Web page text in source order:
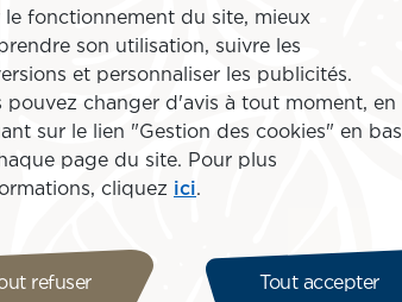
situation de
une belle
Un dernier mot ?
« Être ambassadeur
C’est une façon de
l’international, mais
son identité et à porter
remercier tous les
le fonctionnement du site, mieux
son utilisation, suivre les
et personnaliser les publicités.
pouvez changer d'avis à tout moment, en
sur le lien "Gestion des cookies" en bas
page du site. Pour plus
cliquez ici.
refuser Tout accepter